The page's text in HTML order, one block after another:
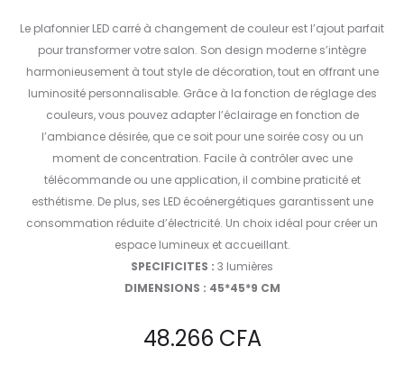
Le plafonnier LED carré à changement de couleur est l’ajout parfait
pour transformer votre salon. Son design moderne s’intègre
harmonieusement à tout style de décoration, tout en offrant une
luminosité personnalisable. Grâce à la fonction de réglage des
couleurs, vous pouvez adapter l’éclairage en fonction de
l’ambiance désirée, que ce soit pour une soirée cosy ou un
moment de concentration. Facile à contrôler avec une
télécommande ou une application, il combine praticité et
esthétisme. De plus, ses LED écoénergétiques garantissent une
consommation réduite d’électricité. Un choix idéal pour créer un
espace lumineux et accueillant.
SPECIFICITES : 3 lumières
DIMENSIONS : 45*45*9 CM
48.266 CFA